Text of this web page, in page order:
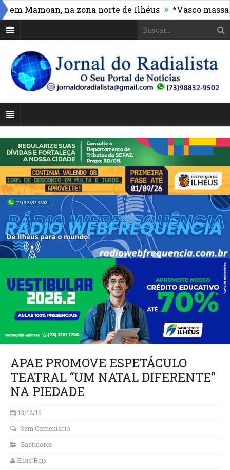
Mamoan, na zona norte de Ilhéus » *Vasco massacra
APAE PROMOVE ESPETÁCULO
TEATRAL “UM NATAL DIFERENTE”
NA PIEDADE
13/12/16
Sem Comentário
Bastidores
Elias Reis